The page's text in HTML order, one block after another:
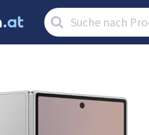
Artikel
suchen: